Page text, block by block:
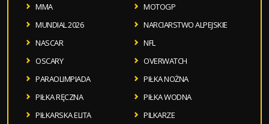
MMA
MOTOGP
MUNDIAL 2026
NARCIARSTWO ALPEJSKIE
NASCAR
NFL
OSCARY
OVERWATCH
PARAOLIMPIADA
PIŁKA NOŻNA
PIŁKA RĘCZNA
PIŁKA WODNA
PIŁKARSKA ELITA
PILKARZE